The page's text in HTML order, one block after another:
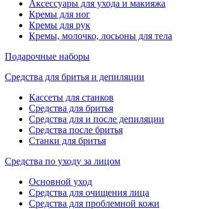
Аксессуары для ухода и макияжа
Кремы для ног
Кремы для рук
Кремы, молочко, лосьоны для тела
Подарочные наборы
Средства для бритья и депиляции
Кассеты для станков
Средства для бритья
Средства для и после депиляции
Средства после бритья
Станки для бритья
Средства по уходу за лицом
Основной уход
Средства для очищения лица
Средства для проблемной кожи